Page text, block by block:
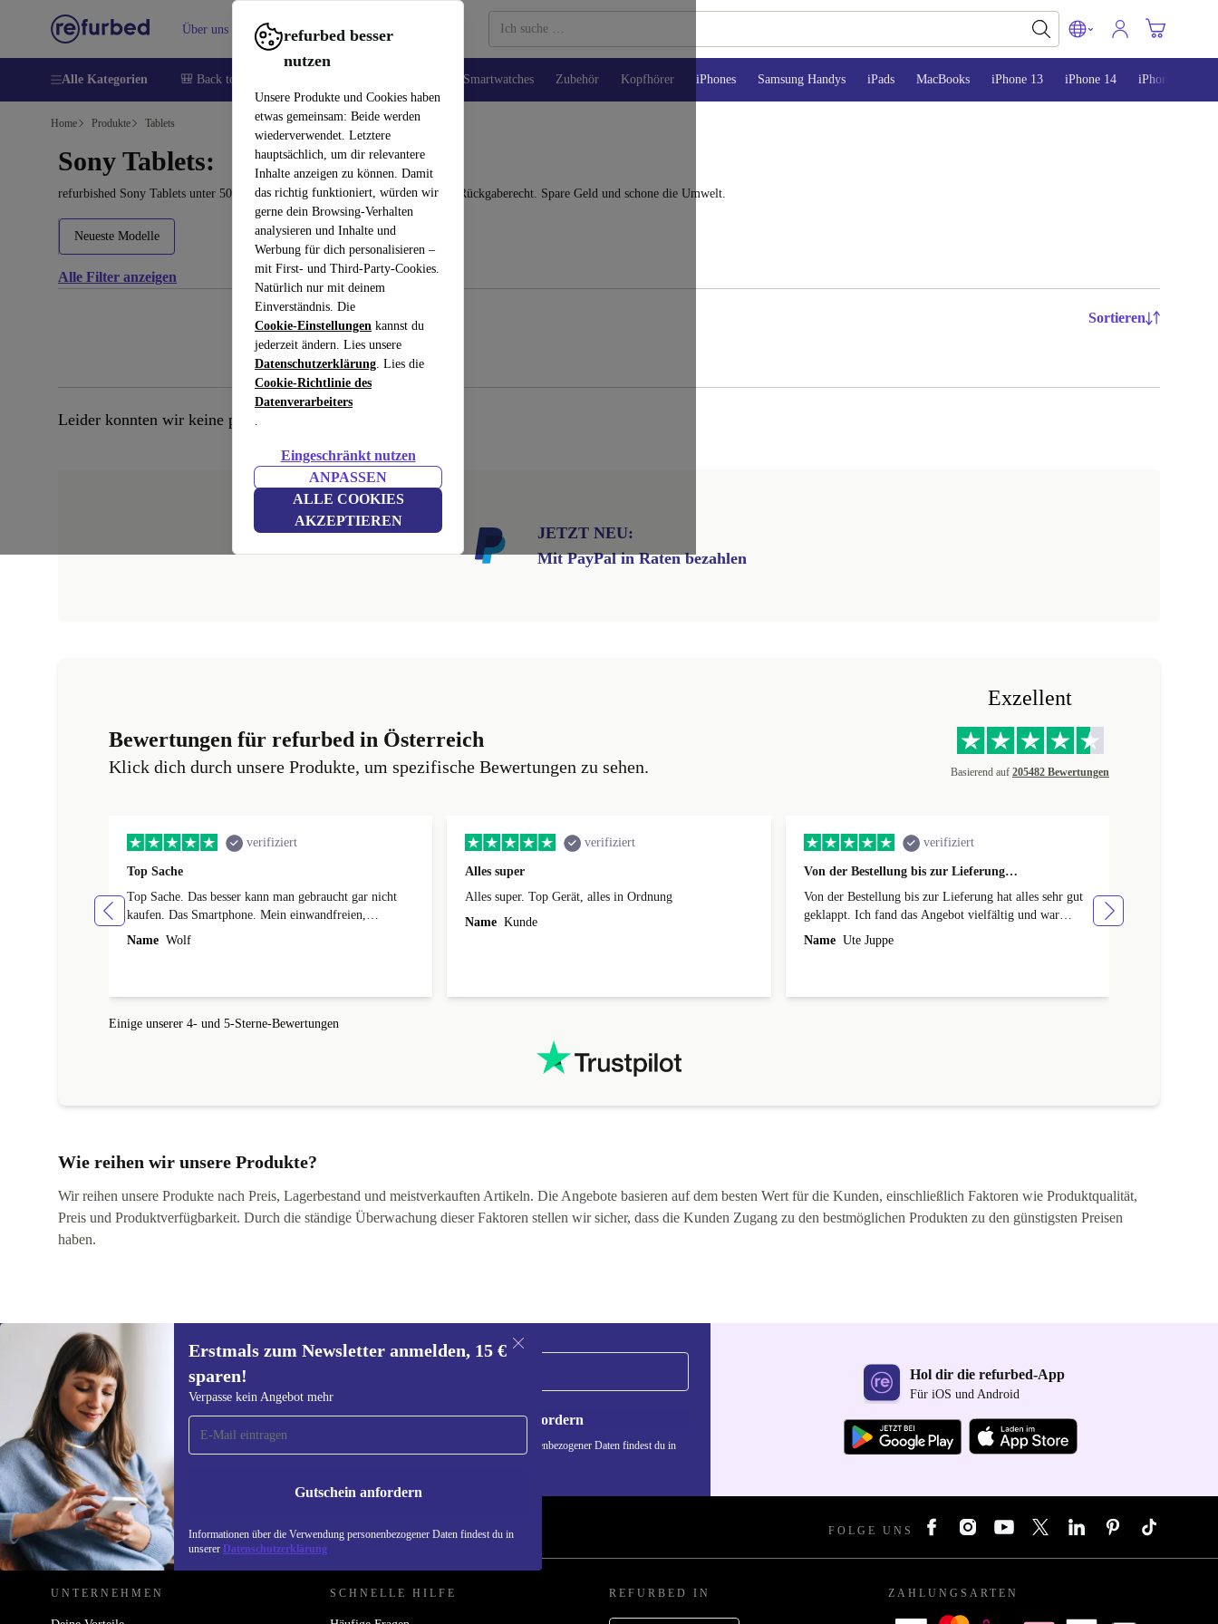
refurbed besser
nutzen
Unsere Produkte und Cookies haben
etwas gemeinsam: Beide werden
wiederverwendet. Letztere
hauptsächlich, um dir relevantere
Inhalte anzeigen zu können. Damit
das richtig funktioniert, würden wir
gerne dein Browsing-Verhalten
analysieren und Inhalte und
Werbung für dich personalisieren –
mit First- und Third-Party-Cookies.
Natürlich nur mit deinem
Einverständnis. Die
Cookie-Einstellungen kannst du
jederzeit ändern. Lies unsere
Datenschutzerklärung. Lies die
Cookie-Richtlinie des
Datenverarbeiters
.
Eingeschränkt nutzen
ANPASSEN
ALLE COOKIES
AKZEPTIEREN
Über uns Verkaufen Hilfe
Alle Kategorien 🎒 Back to school Smartwatches Zubehör Kopfhörer iPhones Samsung Handys iPads MacBooks iPhone 13 iPhone 14 iPhone 15
Home Produkte Tablets
Sony Tablets:
refurbished Sony Tablets unter 500€ kaufen – Qualität, Garantie und 30 Tage Rückgaberecht. Spare Geld und schone die Umwelt.
Neueste Modelle
Alle Filter anzeigen
Sortieren
Leider konnten wir keine passenden Produkte finden.
JETZT NEU:
Mit PayPal in Raten bezahlen
Bewertungen für refurbed in Österreich
Klick dich durch unsere Produkte, um spezifische Bewertungen zu sehen.
Exzellent
Basierend auf 205482 Bewertungen
verifiziert
Top Sache
Top Sache. Das besser kann man gebraucht gar nicht
kaufen. Das Smartphone. Mein einwandfreien,
neuwertigen Zustand und ich habe noch Garantie.
Name Wolf
verifiziert
Alles super
Alles super. Top Gerät, alles in Ordnung
Name Kunde
verifiziert
Von der Bestellung bis zur Lieferung…
Von der Bestellung bis zur Lieferung hat alles sehr gut
geklappt. Ich fand das Angebot vielfältig und war
überrascht, dass man sogar beim gewählten Modell
noch variieren kann (Farbe/neuer Akku etc.).
Name Ute Juppe
Einige unserer 4- und 5-Sterne-Bewertungen
Wie reihen wir unsere Produkte?
Wir reihen unsere Produkte nach Preis, Lagerbestand und meistverkauften Artikeln. Die Angebote basieren auf dem besten Wert für die Kunden, einschließlich Faktoren wie Produktqualität,
Preis und Produktverfügbarkeit. Durch die ständige Überwachung dieser Faktoren stellen wir sicher, dass die Kunden Zugang zu den bestmöglichen Produkten zu den günstigsten Preisen
haben.
Erstmals zum Newsletter anmelden, 15 €
sparen!
Verpasse kein Angebot mehr
Gutschein anfordern
Informationen über die Verwendung personenbezogener Daten findest du in
unserer Datenschutzerklärung
Erstmals zum Newsletter
anmelden, 15 € sparen!
Verpasse kein Angebot mehr.
Gutschein anfordern
Informationen über die Verwendung personenbezogener Daten findest du in
Hol dir die refurbed-App
Für iOS und Android
REFURBED ÖSTERREICH - RETHINK NEW. FOLGE UNS
UNTERNEHMEN SCHNELLE HILFE REFURBED IN ZAHLUNGSARTEN